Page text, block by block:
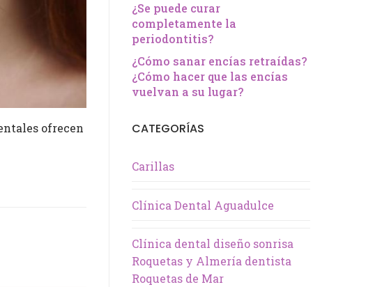
ofrecen
¿Se puede curar
completamente la
periodontitis?
¿Cómo sanar encías retraídas?
¿Cómo hacer que las encías
vuelvan a su lugar?
CATEGORÍAS
Carillas
Clínica Dental Aguadulce
Clínica dental diseño sonrisa
Roquetas y Almería dentista
Roquetas de Mar